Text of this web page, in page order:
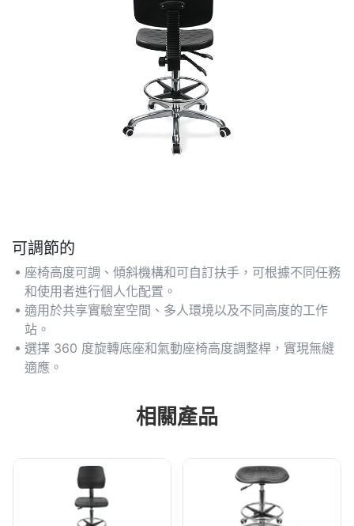
可調節的
座椅高度可調、傾斜機構和可自訂扶手，可根據不同任務
和使用者進行個人化配置。
適用於共享實驗室空間、多人環境以及不同高度的工作
站。
選擇 360 度旋轉底座和氣動座椅高度調整桿，實現無縫
適應。
相關產品